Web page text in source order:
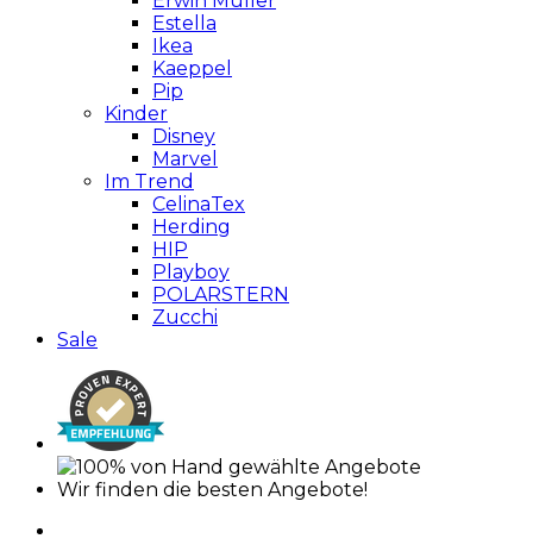
Estella
Ikea
Kaeppel
Pip
Kinder
Disney
Marvel
Im Trend
CelinaTex
Herding
HIP
Playboy
POLARSTERN
Zucchi
Sale
Wir finden die besten Angebote!